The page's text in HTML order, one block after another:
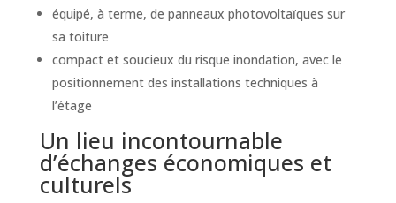
équipé, à terme, de panneaux photovoltaïques sur
sa toiture
compact et soucieux du risque inondation, avec le
positionnement des installations techniques à
l’étage
Un lieu incontournable
d’échanges économiques et
culturels